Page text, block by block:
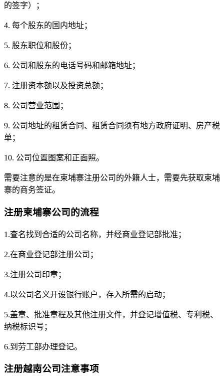
的签字）；
4. 每个股东的国内地址；
5. 股东职位和股份；
6. 公司和股东的电话号码和邮箱地址；
7. 注册资本额以及投资总额；
8. 公司营业范围；
9. 公司地址的租赁合同、租赁合同须有地方政府证明、房产税
单；
10. 公司位置图案和正面照。
需要注意的是在柬埔寨注册公司的外籍人士，需要先获取柬埔
寨的商务签证。
注册柬埔寨公司的流程
1.查名找到合适的公司名称，并经商业登记部批准；
2.在商业登记部注册公司；
3.注册公司印章；
4.以公司名义开设银行账户，存入所需的启动；
5.盖章、批准章程及其他注册文件，并登记增值税、专利税、
纳税标识号；
6.到劳工部办理登记。
注册越南公司注意事项